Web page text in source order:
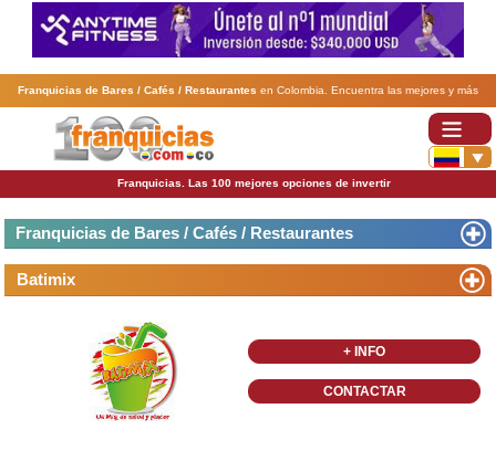
Franquicias de Bares / Cafés / Restaurantes en Colombia. Encuentra las mejores y más
rentablesfranquicias de Bares / Cafés / Restaurantes . Abre tu negocio a través de una
franquicia barata, rentable y segura.
Franquicias. Las 100 mejores opciones de invertir
Franquicias de Bares / Cafés / Restaurantes
Batimix
+ INFO
CONTACTAR